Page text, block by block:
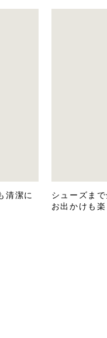
清潔に
シューズま
お出かけも